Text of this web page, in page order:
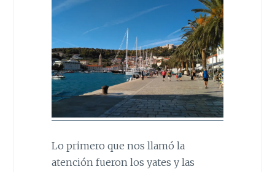
Lo primero que nos llamó la
atención fueron los yates y las